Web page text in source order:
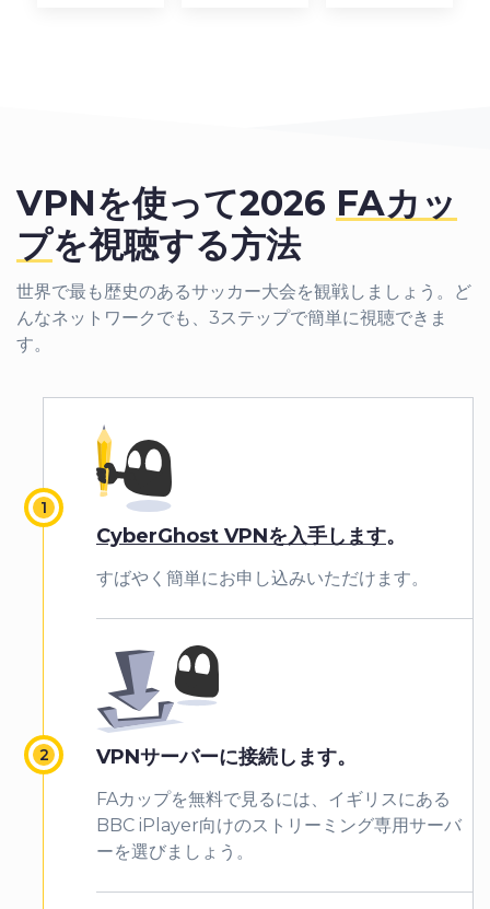
VPNを使って2026 FAカッ
プを視聴する方法
世界で最も歴史のあるサッカー大会を観戦しましょう。ど
んなネットワークでも、3ステップで簡単に視聴できま
す。
CyberGhost VPNを入手します。
すばやく簡単にお申し込みいただけます。
VPNサーバーに接続します。
FAカップを無料で見るには、イギリスにある
BBC iPlayer向けのストリーミング専用サーバ
ーを選びましょう。